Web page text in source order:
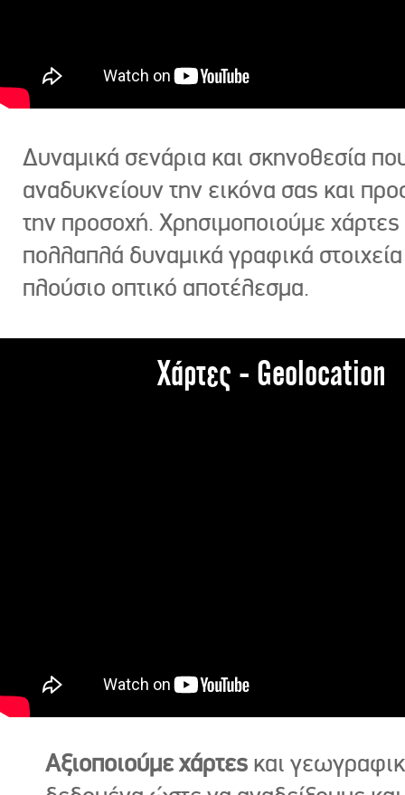
Δυναμικά σενάρια και σκηνοθεσία
αναδυκνείουν την εικόνα σας και
την προσοχή. Χρησιμοποιούμε χάρτες
πολλαπλά δυναμικά γραφικά στοιχεία
πλούσιο οπτικό αποτέλεσμα.
Χάρτες - Geolocation
Αξιοποιούμε χάρτες και